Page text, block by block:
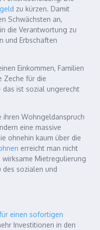
zu kürzen. Damit
Schwächsten an,
die Verantwortung zu
und Erbschaften
Einkommen, Familien
Zeche für die
ist sozial ungerecht
ihren Wohngeldanspruch
eine massive
ohnehin kaum über die
erreicht man nicht
wirksame Mietregulierung
des sozialen und
einen sofortigen
Investitionen in den